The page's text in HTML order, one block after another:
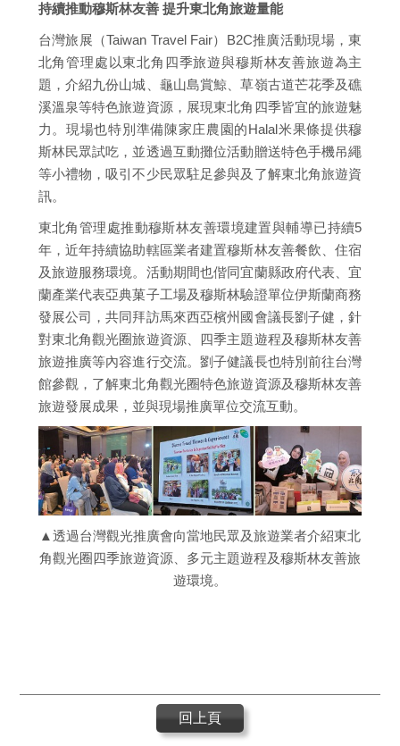
持續推動穆斯林友善 提升東北角旅遊量能
台灣旅展（Taiwan Travel Fair）B2C推廣活動現場，東
北角管理處以東北角四季旅遊與穆斯林友善旅遊為主
題，介紹九份山城、龜山島賞鯨、草嶺古道芒花季及礁
溪溫泉等特色旅遊資源，展現東北角四季皆宜的旅遊魅
力。現場也特別準備陳家庄農園的Halal米果條提供穆
斯林民眾試吃，並透過互動攤位活動贈送特色手機吊繩
等小禮物，吸引不少民眾駐足參與及了解東北角旅遊資
訊。
東北角管理處推動穆斯林友善環境建置與輔導已持續5
年，近年持續協助轄區業者建置穆斯林友善餐飲、住宿
及旅遊服務環境。活動期間也偕同宜蘭縣政府代表、宜
蘭產業代表亞典菓子工場及穆斯林驗證單位伊斯蘭商務
發展公司，共同拜訪馬來西亞檳州國會議長劉子健，針
對東北角觀光圈旅遊資源、四季主題遊程及穆斯林友善
旅遊推廣等內容進行交流。劉子健議長也特別前往台灣
館參觀，了解東北角觀光圈特色旅遊資源及穆斯林友善
旅遊發展成果，並與現場推廣單位交流互動。
▲透過台灣觀光推廣會向當地民眾及旅遊業者介紹東北
角觀光圈四季旅遊資源、多元主題遊程及穆斯林友善旅
遊環境。
回上頁